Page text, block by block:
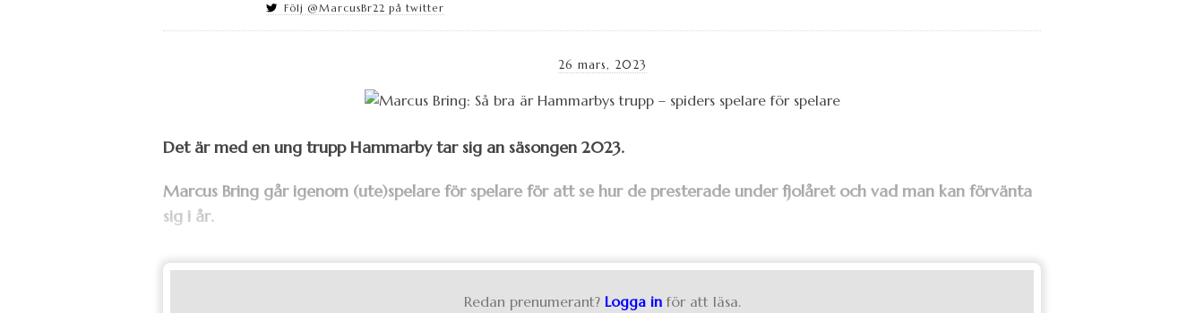
Följ @MarcusBr22 på twitter
26 mars, 2023
Det är med en ung trupp Hammarby tar sig an säsongen 2023.
Marcus Bring går igenom (ute)spelare för spelare för att se hur de presterade under fjolåret och vad man kan förvänta
sig i år.
Redan prenumerant? Logga in för att läsa.